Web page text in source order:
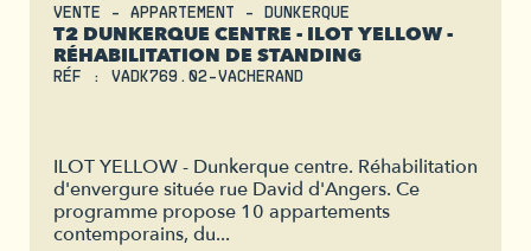
VENTE - APPARTEMENT - DUNKERQUE
T2 DUNKERQUE CENTRE - ILOT YELLOW -
RÉHABILITATION DE STANDING
RÉF : VADK769.02-VACHERAND
ILOT YELLOW - Dunkerque centre. Réhabilitation
d'envergure située rue David d'Angers. Ce
programme propose 10 appartements
contemporains, du...